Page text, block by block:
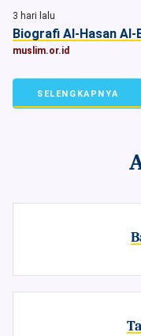
3 hari lalu
Biografi Al-Hasan Al-
muslim.or.id
SELENGKAPNYA